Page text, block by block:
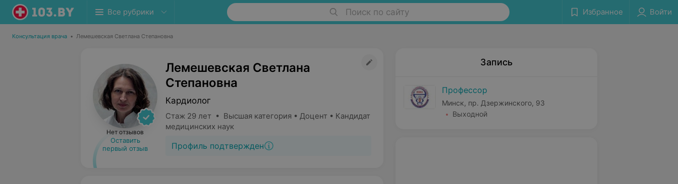
Все рубрики Поиск по сайту Избранное Войти
Консультация врача • Лемешевская Светлана Степановна
Нет отзывов
Оставить
первый отзыв
Лемешевская Светлана
Степановна
Кардиолог
Стаж 29 лет • Высшая категория • Доцент • Кандидат
медицинских наук
Профиль подтвержден
Запись
Профессор
Минск, пр. Дзержинского, 93
Выходной